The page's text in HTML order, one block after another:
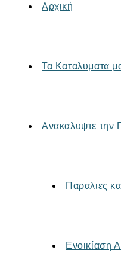
Αρχική
Τα Καταλυματα
Ανακαλυψτε την
Παραλιες
Ενοικίαση